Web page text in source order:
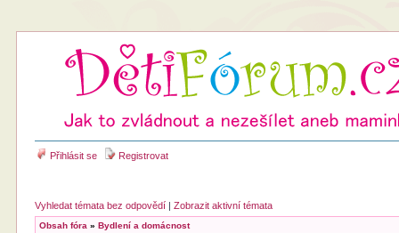
Přihlásit se Registrovat
Vyhledat témata bez odpovědí |Zobrazit aktivní témata
Obsah fóra »Bydlení a domácnost